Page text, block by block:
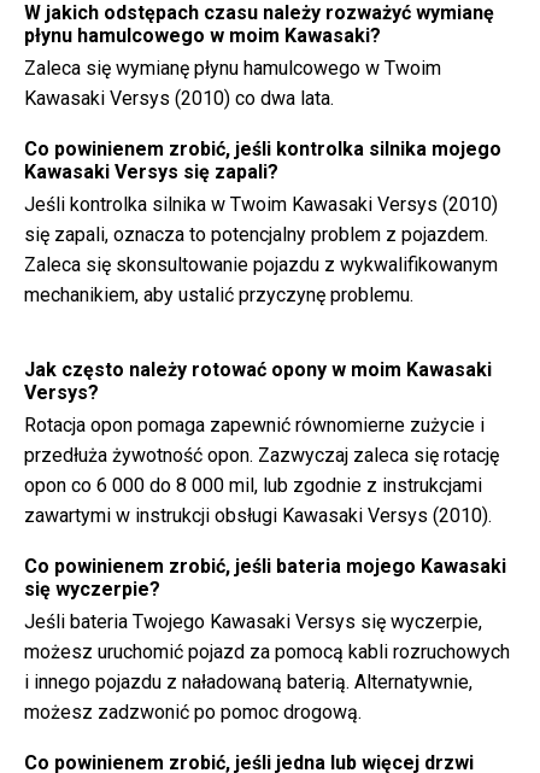
W jakich odstępach czasu należy rozważyć wymianę
płynu hamulcowego w moim Kawasaki?
Zaleca się wymianę płynu hamulcowego w Twoim
Kawasaki Versys (2010) co dwa lata.
Co powinienem zrobić, jeśli kontrolka silnika mojego
Kawasaki Versys się zapali?
Jeśli kontrolka silnika w Twoim Kawasaki Versys (2010)
się zapali, oznacza to potencjalny problem z pojazdem.
Zaleca się skonsultowanie pojazdu z wykwalifikowanym
mechanikiem, aby ustalić przyczynę problemu.
Jak często należy rotować opony w moim Kawasaki
Versys?
Rotacja opon pomaga zapewnić równomierne zużycie i
przedłuża żywotność opon. Zazwyczaj zaleca się rotację
opon co 6 000 do 8 000 mil, lub zgodnie z instrukcjami
zawartymi w instrukcji obsługi Kawasaki Versys (2010).
Co powinienem zrobić, jeśli bateria mojego Kawasaki
się wyczerpie?
Jeśli bateria Twojego Kawasaki Versys się wyczerpie,
możesz uruchomić pojazd za pomocą kabli rozruchowych
i innego pojazdu z naładowaną baterią. Alternatywnie,
możesz zadzwonić po pomoc drogową.
Co powinienem zrobić, jeśli jedna lub więcej drzwi